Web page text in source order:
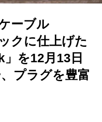
ーブル
クに仕上げた
を12月13日
プラグを豊富